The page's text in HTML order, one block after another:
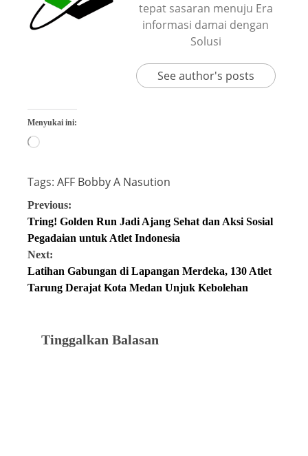
tepat sasaran menuju Era
informasi damai dengan
Solusi
See author's posts
Menyukai ini:
Tags: AFF Bobby A Nasution
Previous:
Tring! Golden Run Jadi Ajang Sehat dan Aksi Sosial
Pegadaian untuk Atlet Indonesia
Next:
Latihan Gabungan di Lapangan Merdeka, 130 Atlet
Tarung Derajat Kota Medan Unjuk Kebolehan
Tinggalkan Balasan